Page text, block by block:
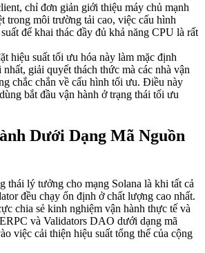
chỉ đơn giản giới thiệu máy chủ mạnh
trong môi trường tải cao, việc cấu hình
để khai thác đầy đủ khả năng CPU là rất
hiệu suất tối ưu hóa này làm mặc định
giải quyết thách thức mà các nhà vận
chắc chắn về cấu hình tối ưu. Điều này
bắt đầu vận hành ở trạng thái tối ưu
Dưới Dạng Mã Nguồn
thái lý tưởng cho mạng Solana là khi tất cả
đều chạy ổn định ở chất lượng cao nhất.
chia sẻ kinh nghiệm vận hành thực tế và
và Validators DAO dưới dạng mã
việc cải thiện hiệu suất tổng thể của cộng